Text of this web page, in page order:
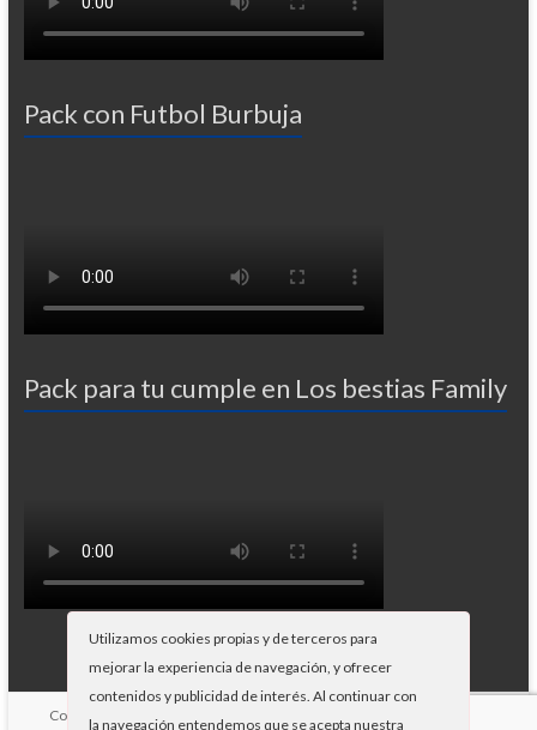
Pack con Futbol Burbuja
Pack para tu cumple en Los bestias Family
Copyright © 2026 Paintball Gandia
Utilizamos cookies propias y de terceros para
mejorar la experiencia de navegación, y ofrecer
contenidos y publicidad de interés. Al continuar con
la navegación entendemos que se acepta nuestra